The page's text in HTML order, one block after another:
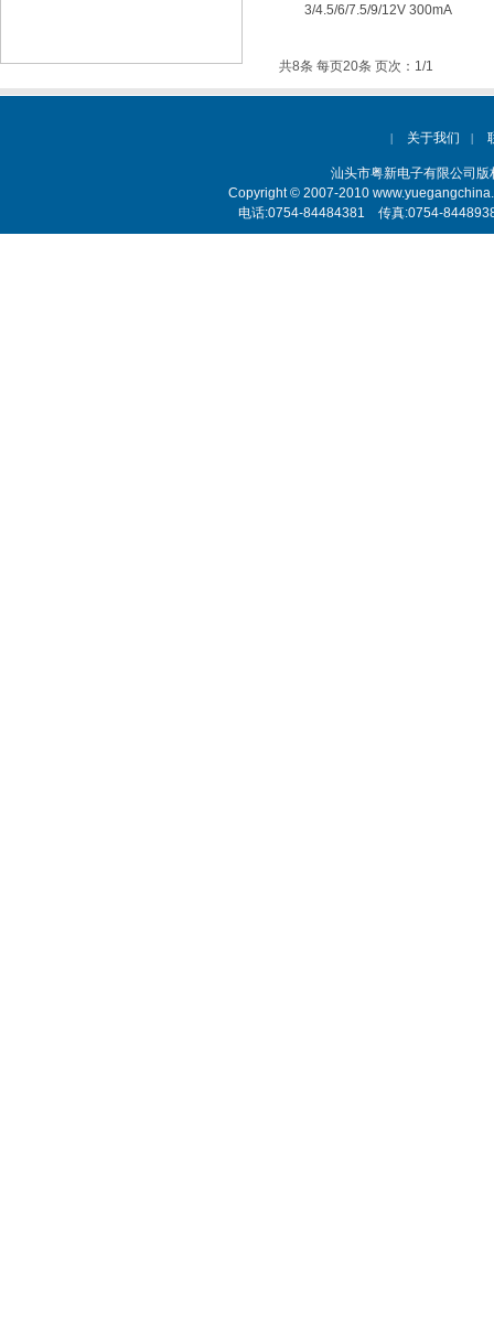
3/4.5/6/7.5/9/12V 300mA
共8条 每页20条 页次：1/1
| 关于我们 |
汕头市粤新电子有限公司
Copyright © 2007-2010
电话:0754-84484381 传真:0754-